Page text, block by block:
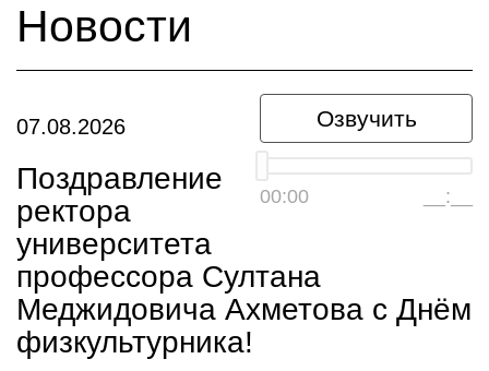
Новости
Озвучить
00:00 __:__
07.08.2026
Поздравление
ректора
университета
профессора Султана
Меджидовича Ахметова с Днём
физкультурника!